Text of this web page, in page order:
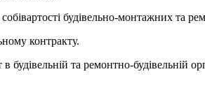
будівельно-монтажних та
контракту.
будівельній та ремонтно-будівельній